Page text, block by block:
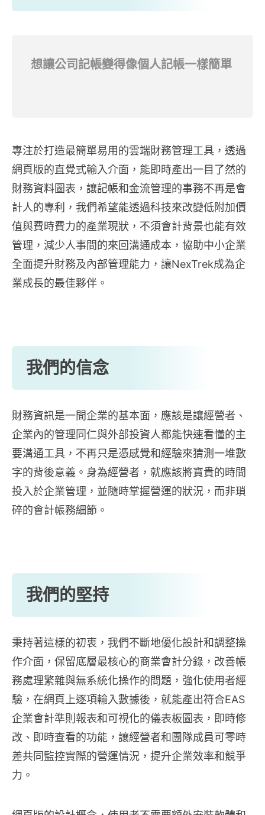
想讓公司記帳變得像個人記帳一樣簡單
專注於打造最簡單易用的雲端財務管理工具，透過
網頁版的直覺式輸入介面，能即時產出一目了然的
財務資料圖表，讓記帳和金流管理的事務不再是會
計人的專利，我們希望能透過科技來改變低附加價
值與費時費力的產業現狀，不須會計背景也能有效
管理，減少人事間的來回溝通成本，協助中小企業
全面提升財務及內部管理能力，讓NexTrek成為企
業成長的最佳夥伴。
我們的信念
財務資訊是一間企業的基本面，應該是讓經營者、
企業內的管理同仁與外部投資人都能快速看懂的主
要溝通工具，不再只是憑感覺和經驗來猜測一堆數
字的背後意義。身為經營者，就應該將寶貴的時間
投入於企業管理，並隨時掌握營運的狀況，而非瑣
碎的會計帳務細節。
我們的堅持
秉持著這樣的初衷，我們不斷地優化設計和調整操
作介面，保留底層最核心的商業會計分錄，改善帳
務處理繁雜與無系統化操作的問題，強化使用者經
驗，在網頁上逐項輸入數據後，就能產出符合EAS
企業會計準則報表和可視化的儀表板圖表，即時修
改、即時查看的功能，讓經營者和團隊成員可零時
差共同監控實際的營運情況，提升企業效率和競爭
力。